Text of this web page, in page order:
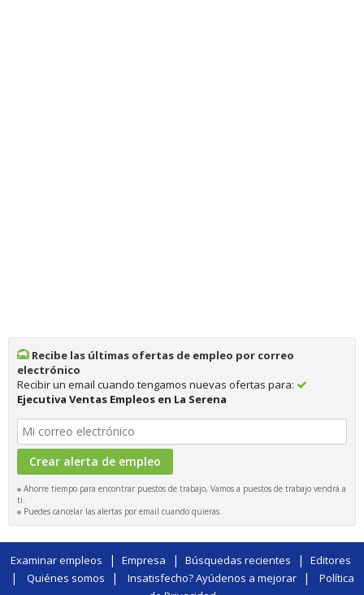
Recibe las últimas ofertas de empleo por correo
electrónico
Recibir un email cuando tengamos nuevas ofertas para:
Ejecutiva Ventas Empleos en La Serena
Ahorre tiempo para encontrar puestos de trabajo, Vamos a puestos de trabajo vendrá a
ti.
Puedes cancelar las alertas por email cuando quieras.
Examinar empleos | Empresa | Búsquedas recientes | Editores
| Quiénes somos | Insatisfecho? Ayúdenos a mejorar|
Política